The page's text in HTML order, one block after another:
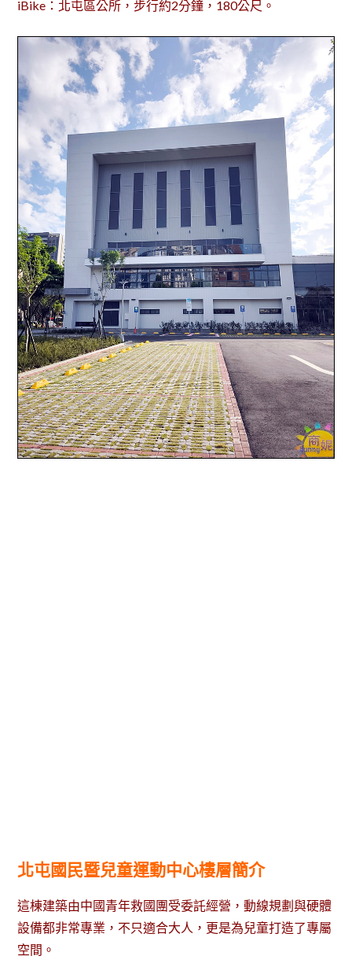
iBike：北屯區公所，步行約2分鐘，180公尺。
北屯國民暨兒童運動中心樓層簡介
這棟建築由中國青年救國團受委託經營，動線規劃與硬體
設備都非常專業，不只適合大人，更是為兒童打造了專屬
空間。